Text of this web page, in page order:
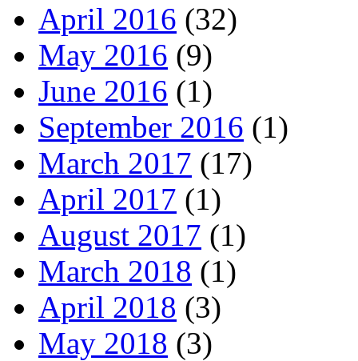
April 2016 (32)
May 2016 (9)
June 2016 (1)
September 2016 (1)
March 2017 (17)
April 2017 (1)
August 2017 (1)
March 2018 (1)
April 2018 (3)
May 2018 (3)